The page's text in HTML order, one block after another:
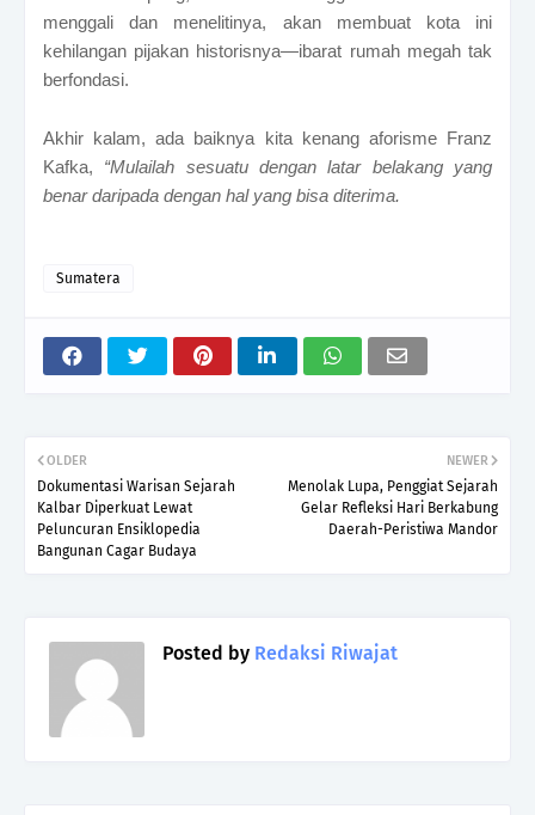
menggali dan menelitinya, akan membuat kota ini
kehilangan pijakan historisnya—ibarat rumah megah tak
berfondasi.
Akhir kalam, ada baiknya kita kenang aforisme Franz
Kafka, “Mulailah sesuatu dengan latar belakang yang
benar daripada dengan hal yang bisa diterima.
Sumatera
NEWER
Menolak Lupa, Penggiat Sejarah
Gelar Refleksi Hari Berkabung
Daerah-Peristiwa Mandor
OLDER
Dokumentasi Warisan Sejarah
Kalbar Diperkuat Lewat
Peluncuran Ensiklopedia
Bangunan Cagar Budaya
Posted by Redaksi Riwajat